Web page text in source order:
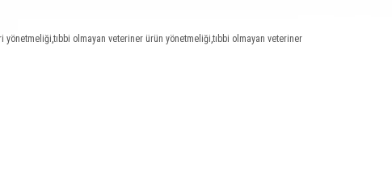
yönetmeliği,tıbbi olmayan veteriner ürün yönetmeliği,tıbbi olmayan veteriner